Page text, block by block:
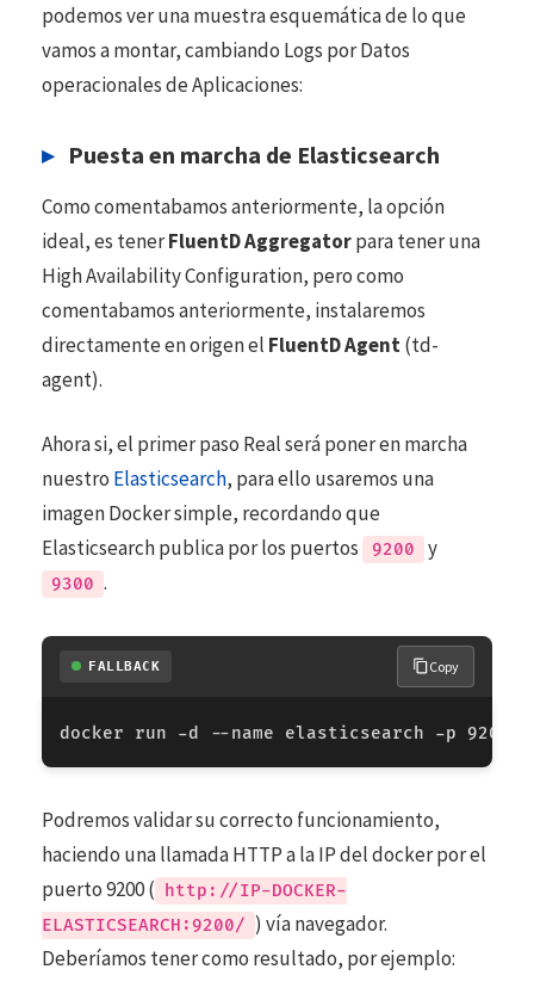
podemos ver una muestra esquemática de lo que
vamos a montar, cambiando Logs por Datos
operacionales de Aplicaciones:
Puesta en marcha de Elasticsearch
Como comentabamos anteriormente, la opción
ideal, es tenerFluentD Aggregatorpara tener una
High Availability Configuration, pero como
comentabamos anteriormente, instalaremos
directamente en origen el FluentD Agent(td-
agent).
Ahora si, el primer paso Real será poner en marcha
nuestro Elasticsearch, para ello usaremos una
imagen Docker simple, recordando que
Elasticsearch publica por los puertos
9200 y
9300 .
FALLBACK Copy
Podremos validar su correcto funcionamiento,
haciendo una llamada HTTP a la IP del docker por el
puerto 9200 (
http://IP-DOCKER-
ELASTICSEARCH:9200/ ) vía navegador.
Deberíamos tener como resultado, por ejemplo: